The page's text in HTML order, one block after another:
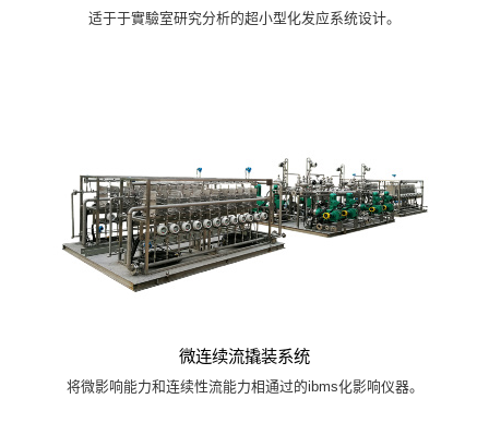
适于于實驗室研究分析的超小型化发应系统设计。
微连续流撬装系统
将微影响能力和连续性流能力相通过的ibms化影响仪器。